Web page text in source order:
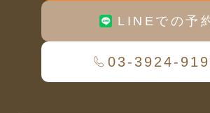
LINEでの予
03-3924-